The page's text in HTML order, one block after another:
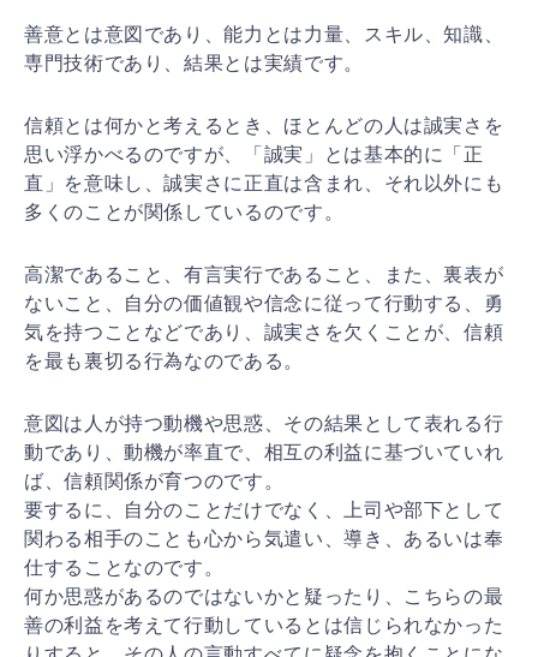
善意とは意図であり、能力とは力量、スキル、知識、
専門技術であり、結果とは実績です。
信頼とは何かと考えるとき、ほとんどの人は誠実さを
思い浮かべるのですが、「誠実」とは基本的に「正
直」を意味 し、誠実さに正直は含まれ、それ以外にも
多くのことが関係しているのです。
高潔であること、有言実行であること、また、裏表が
ないこと、自分の価値観や信念に従って行動する、勇
気を持つ ことなどであり、誠実さを欠くことが、信頼
を最も裏切る行為なのである。
意図は人が持つ動機や思惑、その結果として表れる行
動であり、動機が率直で、相互の利益に基づいていれ
ば、信頼関係が育つのです。
要するに、自分のことだけでなく、上司や部下として
関わる相手のことも心から気遣い、導き、あるいは奉
仕するこ となのです。
何か思惑があるのではないかと疑ったり、こちらの最
善の利益を考えて行動しているとは信じられなかった